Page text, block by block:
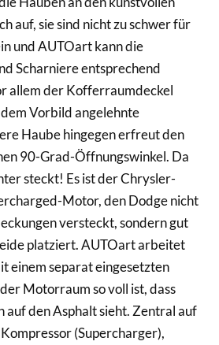
auf, sie sind nicht zu schwer für
und AUTOart kann die
Scharniere entsprechend
allem der Kofferraumdeckel
Vorbild angelehnte
Haube hingegen erfreut den
90-Grad-Öffnungswinkel. Da
steckt! Es ist der Chrysler-
Motor, den Dodge nicht
versteckt, sondern gut
platziert. AUTOart arbeitet
einem separat eingesetzten
Motorraum so voll ist, dass
auf den Asphalt sieht. Zentral auf
(Supercharger),